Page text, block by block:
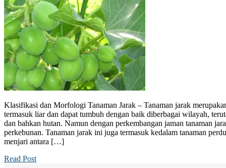
Klasifikasi dan Morfologi Tanaman Jarak – Tanaman jarak
termasuk liar dan dapat tumbuh dengan baik diberbagai wilayah,
dan bahkan hutan. Namun dengan perkembangan jaman tanaman
perkebunan. Tanaman jarak ini juga termasuk kedalam tanaman
menjari antara […]
Read Post